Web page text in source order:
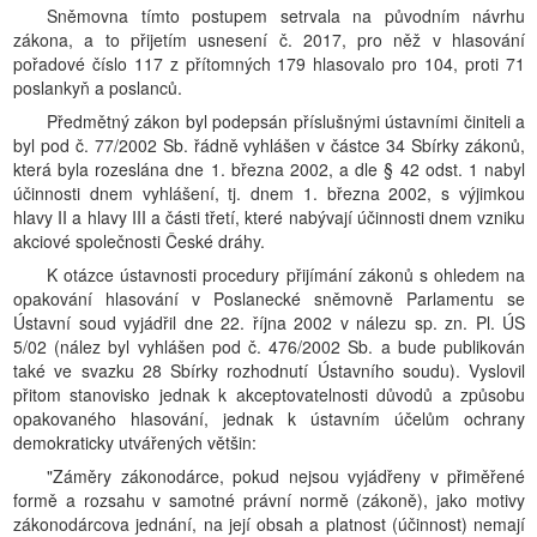
Sněmovna tímto postupem setrvala na původním návrhu
zákona, a to přijetím usnesení č. 2017, pro něž v hlasování
pořadové číslo 117 z přítomných 179 hlasovalo pro 104, proti 71
poslankyň a poslanců.
Předmětný zákon byl podepsán příslušnými ústavními činiteli a
byl pod č. 77/2002 Sb. řádně vyhlášen v částce 34 Sbírky zákonů,
která byla rozeslána dne 1. března 2002, a dle § 42 odst. 1 nabyl
účinnosti dnem vyhlášení, tj. dnem 1. března 2002, s výjimkou
hlavy II a hlavy III a části třetí, které nabývají účinnosti dnem vzniku
akciové společnosti České dráhy.
K otázce ústavnosti procedury přijímání zákonů s ohledem na
opakování hlasování v Poslanecké sněmovně Parlamentu se
Ústavní soud vyjádřil dne 22. října 2002 v nálezu sp. zn. Pl. ÚS
5/02 (nález byl vyhlášen pod č. 476/2002 Sb. a bude publikován
také ve svazku 28 Sbírky rozhodnutí Ústavního soudu). Vyslovil
přitom stanovisko jednak k akceptovatelnosti důvodů a způsobu
opakovaného hlasování, jednak k ústavním účelům ochrany
demokraticky utvářených většin:
"Záměry zákonodárce, pokud nejsou vyjádřeny v přiměřené
formě a rozsahu v samotné právní normě (zákoně), jako motivy
zákonodárcova jednání, na její obsah a platnost (účinnost) nemají